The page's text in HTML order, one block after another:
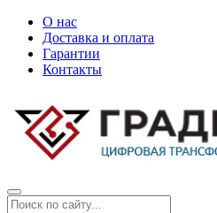
О нас
Доставка и оплата
Гарантии
Контакты